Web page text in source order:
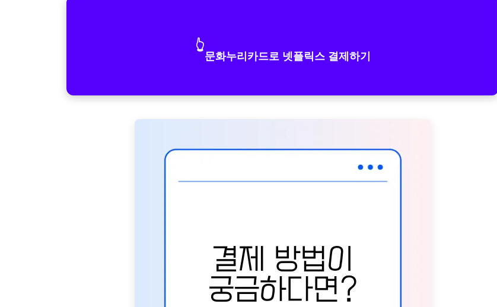
👆
문화누리카드로 넷플릭스 결제하기